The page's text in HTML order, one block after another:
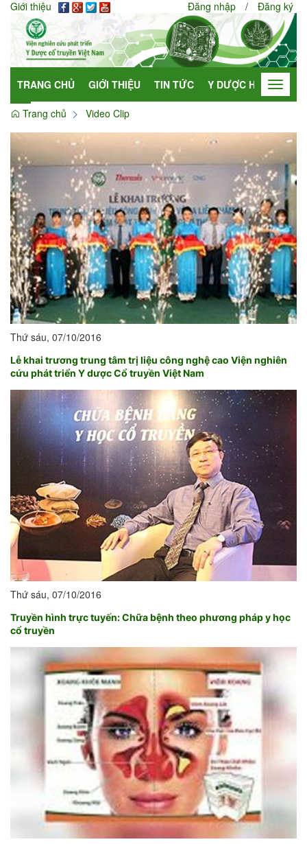
Giới thiệu Đăng nhập / Đăng ký
TRANG CHỦ GIỚI THIỆU TIN TỨC Y DƯỢC HỌC Toggle
Trang chủ
Video Clip
Thứ sáu, 07/10/2016
Lễ khai trương trung tâm trị liệu công nghệ cao Viện nghiên
cứu phát triển Y dược Cổ truyền Việt Nam
Thứ sáu, 07/10/2016
Truyền hình trực tuyến: Chữa bệnh theo phương pháp y học
cổ truyền